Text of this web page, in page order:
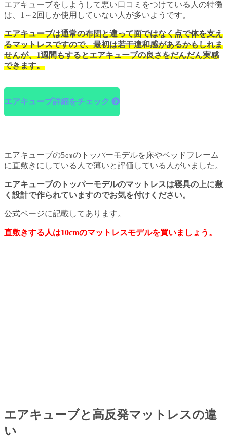
エアキューブをしようして悪い口コミをつけている人の特徴
は、1～2回しか使用していない人が多いようです。
エアキューブは通常の布団と違って面ではなく点で体を支え
るマットレスですので、最初は若干違和感があるかもしれま
せんが、1週間もするとエアキューブの良さをだんだん実感
できます。
エアキューブ詳細をチェック
エアキューブの5㎝のトッパーモデルを床やベッドフレーム
に直敷きにしている人で薄いと評価している人がいました。
エアキューブのトッパーモデルのマットレスは寝具の上に敷
く設計で作られていますのでお気を付けください。
公式ページに記載してあります。
直敷きする人は10cmのマットレスモデルを買いましょう。
エアキューブと高反発マットレスの違
い